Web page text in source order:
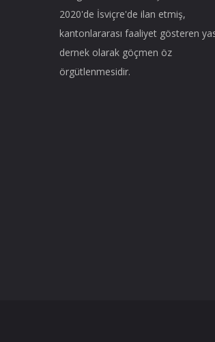
2020'de İsviçre'de ilan etmiş,
kantonlararası faaliyet gösteren
dernek olarak göçmen öz
örgütlenmesidir.